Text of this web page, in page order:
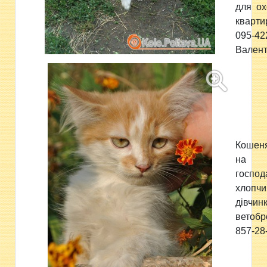
для
095-
на
857-